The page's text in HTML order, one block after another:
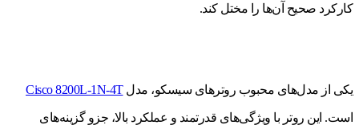
کارکرد صحیح آن‌ها را مختل کند.
یکی از مدل‌های محبوب روترهای سیسکو، مدلCisco 8200L-1N-4T
است. این روتر با ویژگی‌های قدرتمند و عملکرد بالا، جزو گزینه‌های